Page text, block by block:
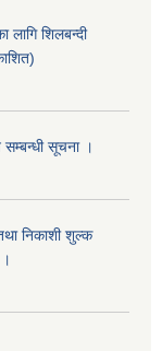
शिलबन्दी
सूचना ।
निकाशी शुल्क